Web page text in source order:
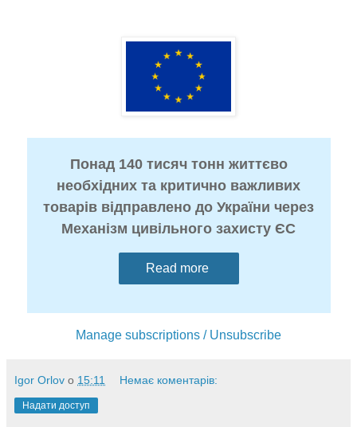
Понад 140 тисяч тонн життєво
необхідних та критично важливих
товарів відправлено до України через
Механізм цивільного захисту ЄС
Read more
Manage subscriptions / Unsubscribe
Igor Orlov о 15:11 Немає коментарів:
Надати доступ